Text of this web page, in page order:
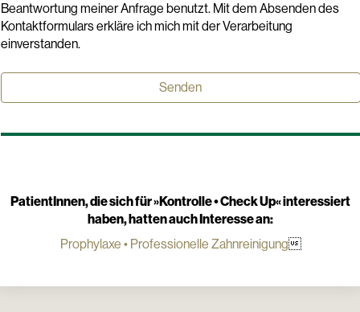
Beantwortung meiner Anfrage benutzt. Mit dem Absenden des
Kontaktformulars erkläre ich mich mit der Verarbeitung
einverstanden.
PatientInnen, die sich für »Kontrolle • Check Up« interessiert
haben, hatten auch Interesse an:
Prophylaxe • Professionelle Zahnreinigung